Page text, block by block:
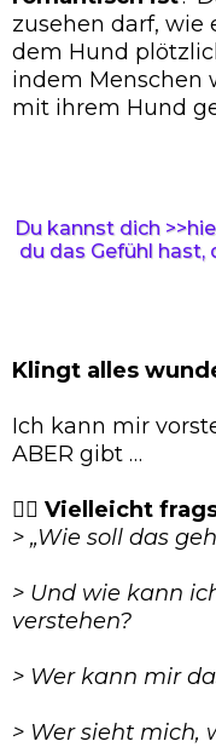
zusehen darf,
dem Hund
indem Menschen
mit ihrem Hund
Du kannst dich
du das Gefühl hast,
Klingt alles
Ich kann mir
ABER gibt …
👉🏻 Vielleicht
> „Wie soll das
> Und wie kann
verstehen?
> Wer kann mir
> Wer sieht mich,